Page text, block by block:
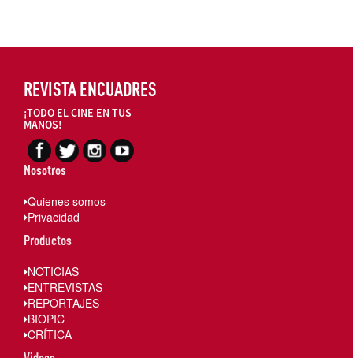
REVISTA ENCUADRES
¡TODO EL CINE EN TUS
MANOS!
Nosotros
Quienes somos
Privacidad
Productos
NOTICIAS
ENTREVISTAS
REPORTAJES
BIOPIC
CRÍTICA